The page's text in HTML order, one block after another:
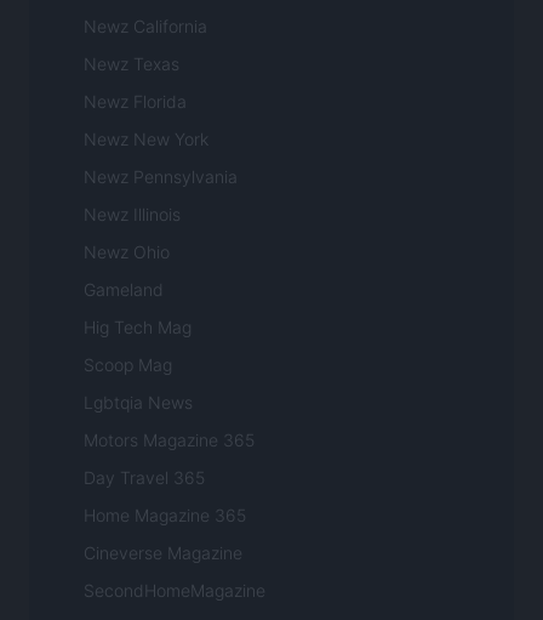
Newz California
Newz Texas
Newz Florida
Newz New York
Newz Pennsylvania
Newz Illinois
Newz Ohio
Gameland
Hig Tech Mag
Scoop Mag
Lgbtqia News
Motors Magazine 365
Day Travel 365
Home Magazine 365
Cineverse Magazine
SecondHomeMagazine